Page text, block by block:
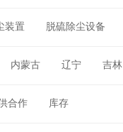
装置 脱硫除尘设备
内蒙古 辽宁 吉林
合作 库存